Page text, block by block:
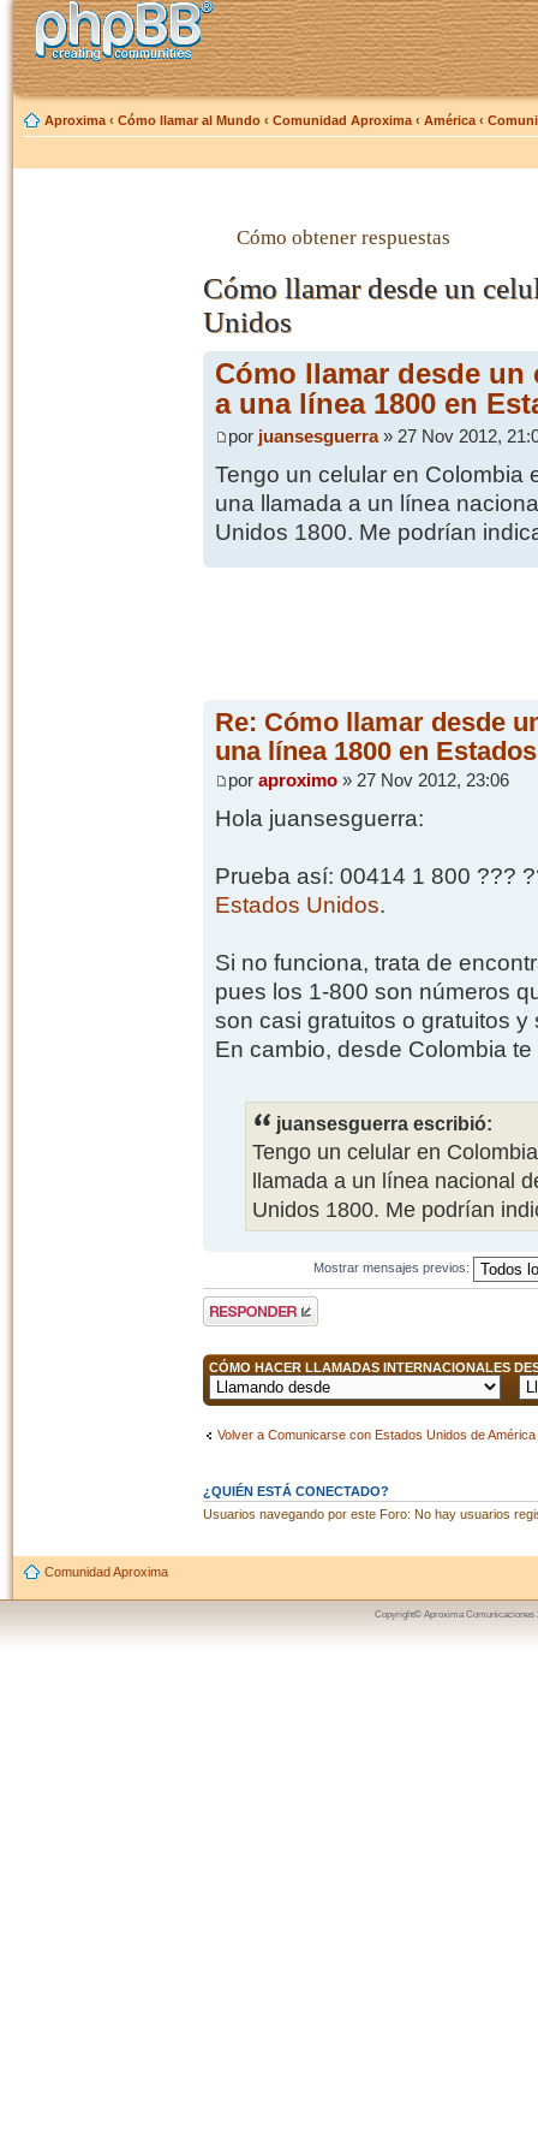
Aproxima ‹ Cómo llamar al Mundo ‹ Comunidad Aproxima ‹ América ‹
Cómo obtener respuestas
Cómo llamar desde un
Unidos
Cómo llamar desde
a una línea 1800 en
por juansesguerra» 27 Nov 2012,
Tengo un celular en Colombia
una llamada a un línea
Unidos 1800. Me podrían
Re: Cómo llamar desde
una línea 1800 en
por aproximo» 27 Nov 2012, 23:06
Hola juansesguerra:
Prueba así: 00414 1 800 ???
Estados Unidos.
Si no funciona, trata de
pues los 1-800 son números
son casi gratuitos o gratuitos
En cambio, desde Colombia
juansesguerra escribió:
Tengo un celular en
llamada a un línea nacional
Unidos 1800. Me podrían
Mostrar mensajes previos:
Publicar una
respuesta
CÓMO HACER LLAMADAS INTERNACIONALES
Volver a Comunicarse con Estados Unidos de América
¿QUIÉN ESTÁ CONECTADO?
Usuarios navegando por este Foro: No hay usuarios
Comunidad Aproxima
Copyright© Aproxima Comunicaciones